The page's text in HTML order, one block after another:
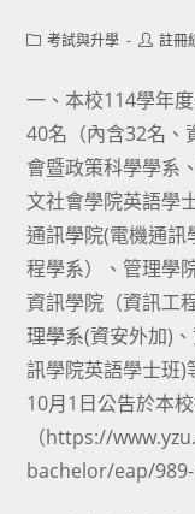
Post考試與升學
Post註冊
一、本校114學年
40名（內含32名、
會暨政策科學學系
文社會學院英語學
通訊學院(電機通訊
程學系）、管理學
資訊學院（資訊工
理學系(資安外加)
訊學院英語學士班
10月1日公告於本
（https://
bachelor/eap/989-